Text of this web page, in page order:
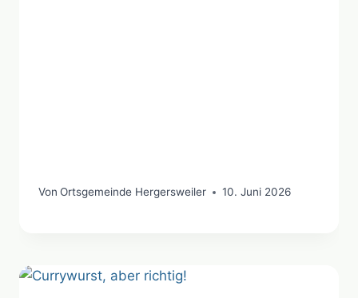
Von Ortsgemeinde Hergersweiler 10. Juni 2026